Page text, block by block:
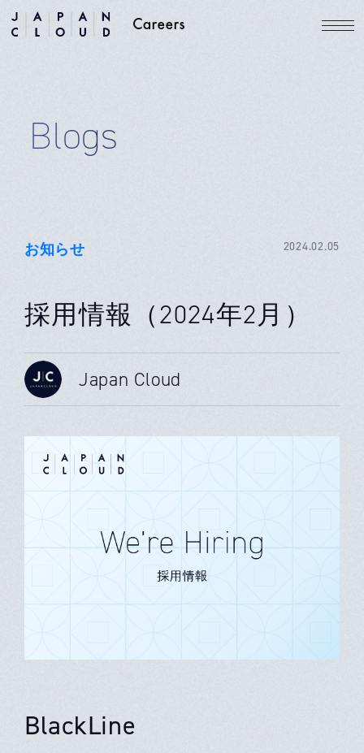
Blogs
お知らせ 2024.02.05
採用情報（2024年2月）
Japan Cloud
BlackLine